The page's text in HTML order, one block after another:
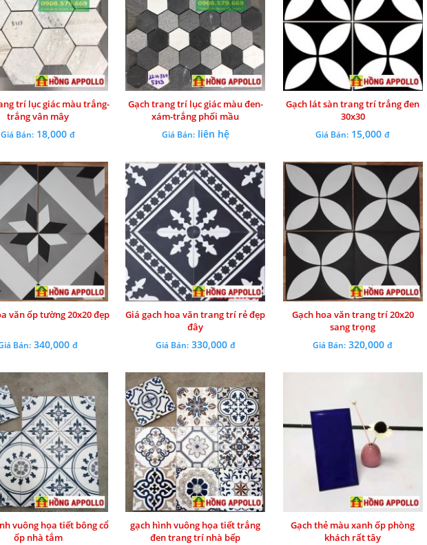
trí lục giác màu trắng-
trắng vân mây
Giá Bán: 18,000đ
Gạch trang trí lục giác màu đen-
xám-trắng phối mầu
Giá Bán:liên hệ
Gạch lát sàn trang trí trắng đen
30x30
Giá Bán: 15,000đ
văn ốp tường 20x20 đẹp
Bán: 340,000đ
Giá gạch hoa văn trang trí rẻ đẹp
đây
Giá Bán:330,000 đ
Gạch hoa văn trang trí 20x20
sang trọng
Giá Bán: 320,000đ
vuông họa tiết bông cổ
ốp nhà tắm
gạch hình vuông họa tiết trắng
đen trang trí nhà bếp
Gạch thẻ màu xanh ốp phòng
khách rất tây